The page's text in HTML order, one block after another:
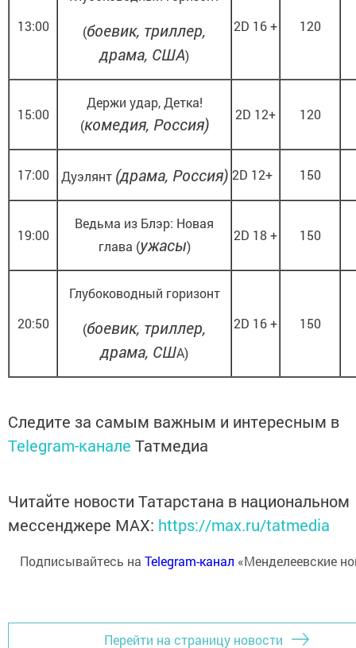
13:00 (боевик, триллер,
драма, США)
2D 16 + 120
15:00
Держи удар, Детка!
(комедия, Россия) 2D 12+ 120
17:00 Дуэлянт (драма, Россия) 2D 12+ 150
19:00
Ведьма из Блэр: Новая
глава (ужасы)
2D 18 + 150
20:50
Глубоководный горизонт
(боевик, триллер,
драма, США)
2D 16 + 150
Следите за самым важным и интересным в
Telegram-канале Татмедиа
Читайте новости Татарстана в национальном
мессенджере MАХ: https://max.ru/tatmedia
Подписывайтесь на Telegram-канал «Менделеевские
Перейти на страницу новости